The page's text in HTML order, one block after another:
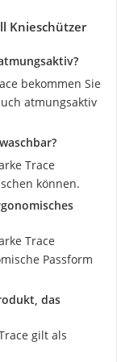
Knieschützer
bekommen Sie
atmungsaktiv
Trace
können.
Trace
Passform
das
gilt als